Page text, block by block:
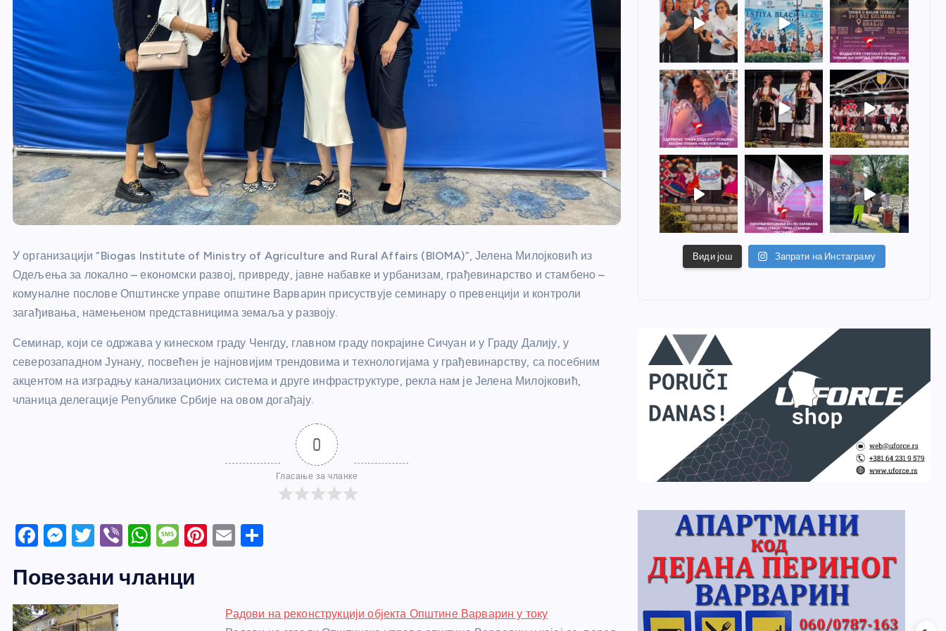
У организацији “Biogas Institute of Ministry of Agriculture and Rural Affairs (BIOMA)”, Јелена Милојковић из
Одељења за локално – економски развој, привреду, јавне набавке и урбанизам, грађевинарство и стамбено –
комуналне послове Општинске управе општине Варварин присуствује семинару о превенцији и контроли
загађивања, намењеном представницима земаља у развоју.
Семинар, који се одржава у кинеском граду Ченгду, главном граду покрајине Сичуан и у Граду Далију, у
северозападном Јунану, посвећен је најновијим трендовима и технологијама у грађевинарству, са посебним
акцентом на изградњу канализационих система и друге инфраструктуре, рекла нам је Јелена Милојковић,
чланица делегације Републике Србије на овом догађају.
0
Гласање за чланке
F
c
e
b
M
ss
e
n
T
itt
er
Vi
er
W
at
M
ss
Pi
st
E
Повезани чланци
Радови на реконструкцији објекта Општине Варварин у току
Види још Запрати на Инстаграму